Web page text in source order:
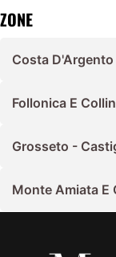
ZONE
Costa D'Argento
Follonica E
Grosseto -
Monte Amiata E